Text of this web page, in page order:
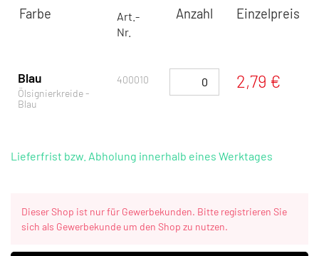
Farbe
Art.-
Nr.
Anzahl Einzelpreis
Blau
Ölsignierkreide -
Blau
400010 2,79 €
Lieferfrist bzw. Abholung innerhalb eines Werktages
Dieser Shop ist nur für Gewerbekunden. Bitte registrieren Sie
sich als Gewerbekunde um den Shop zu nutzen.